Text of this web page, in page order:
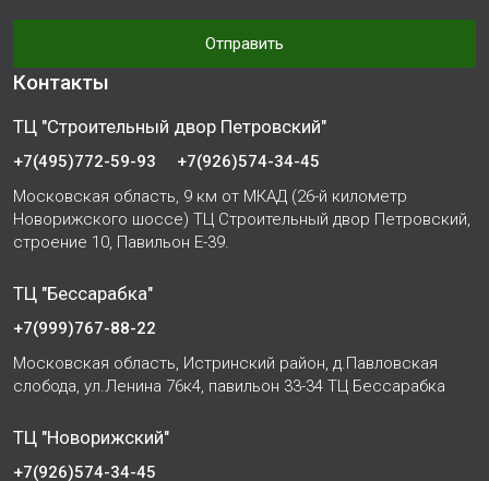
Отправить
Контакты
ТЦ "Строительный двор Петровский"
+7(495)772-59-93
+7(926)574-34-45
Московская область, 9 км от МКАД (26-й километр
Новорижского шоссе) ТЦ Строительный двор Петровский,
строение 10, Павильон Е-39.
ТЦ "Бессарабка"
+7(999)767-88-22
Московская область, Истринский район, д.Павловская
слобода, ул.Ленина 76к4, павильон 33-34 ТЦ Бессарабка
ТЦ "Новорижский"
+7(926)574-34-45